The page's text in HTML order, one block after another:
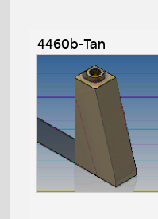
4460b-Tan